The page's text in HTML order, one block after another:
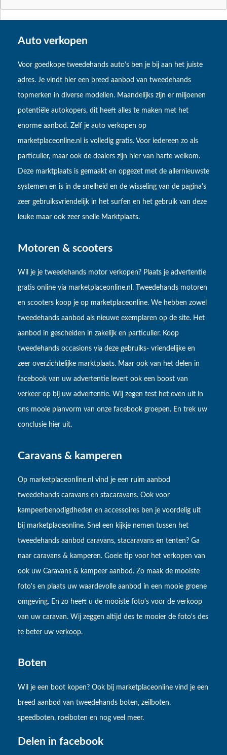
Auto verkopen
Voor goedkope tweedehands auto’s ben je bij aan het juiste
adres. Je vindt hier een breed aanbod van tweedehands
topmerken in diverse modellen. Maandelijks zijn er miljoenen
potentiële autokopers, dit heeft alles te maken met het
enorme aanbod. Zelf je auto verkopen op
marketplaceonline.nl is volledig gratis. Voor iedereen zo als
particulier, maar ook de dealers zijn hier van harte welkom.
Deze marktplaats is gemaakt en opgezet met de allernieuwste
systemen en is in de snelheid en de wisseling van de pagina's
zeer gebruiksvriendelijk in het surfen en het gebruik van deze
leuke maar ook zeer snelle Marktplaats.
Motoren & scooters
Wil je je tweedehands motor verkopen? Plaats je advertentie
gratis online via marketplaceonline.nl. Tweedehands motoren
en scooters koop je op marketplaceonline. We hebben zowel
tweedehands aanbod als nieuwe exemplaren op de site. Het
aanbod in gescheiden in zakelijk en particulier. Koop
tweedehands occasions via deze gebruiks- vriendelijke en
zeer overzichtelijke marktplaats. Maar ook van het delen in
facebook van uw advertentie levert ook een boost van
verkeer op bij uw advertentie. Wij zegen test het even uit in
ons mooie planvorm van onze facebook groepen. En trek uw
conclusie hier uit.
Caravans & kamperen
Op marketplaceonline.nl vind je een ruim aanbod
tweedehands caravans en stacaravans. Ook voor
kampeerbenodigdheden en accessoires ben je voordelig uit
bij marketplaceonline. Snel een kijkje nemen tussen het
tweedehands aanbod caravans, stacaravans en tenten? Ga
naar caravans & kamperen. Goeie tip voor het verkopen van
ook uw Caravans & kampeer aanbod. Zo maak de mooiste
foto's en plaats uw waardevolle aanbod in een mooie groene
omgeving. En zo heeft u de mooiste foto's voor de verkoop
van uw caravan. Wij zeggen altijd des te mooier de foto's des
te beter uw verkoop.
Boten
Wil je een boot kopen? Ook bij marketplaceonline vind je een
breed aanbod van tweedehands boten, zeilboten,
speedboten, roeiboten en nog veel meer.
Delen in facebook